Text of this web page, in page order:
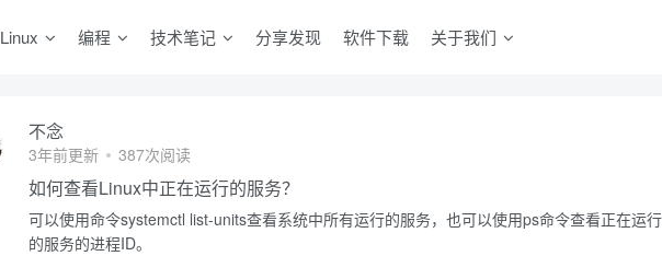
Linux 编程 技术笔记 分享发现 软件下载 关于我们
不念
3年前更新 387次阅读
如何查看Linux中正在运行的服务？
可以使用命令systemctl list-units查看系统中所有运行的服务，也可以使用ps命令查看正在运行
的服务的进程ID。